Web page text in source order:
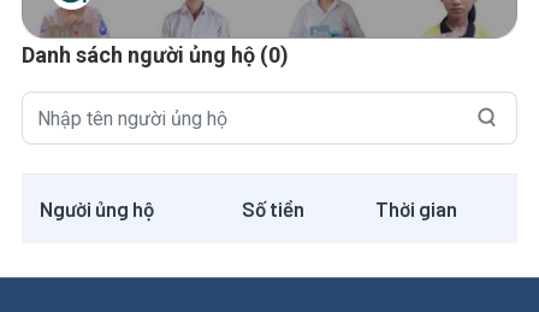
Danh sách người ủng hộ (0)
Người ủng hộ Số tiền Thời gian